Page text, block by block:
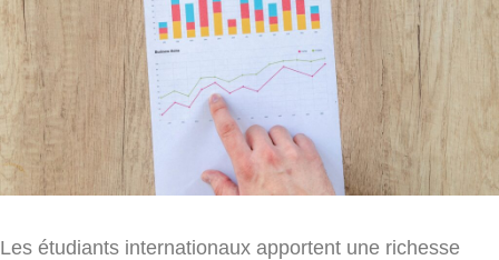
Les étudiants internationaux apportent une richesse